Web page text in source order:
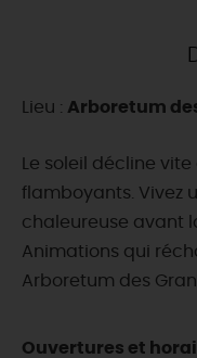
Lieu : Arboretum
Le soleil décline
flamboyants. Vivez
chaleureuse avant
Animations qui
Arboretum des
Ouvertures et